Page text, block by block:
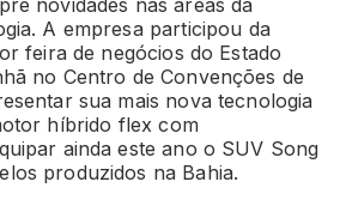
A empresa participou da
feira de negócios do Estado
no Centro de Convenções de
sua mais nova tecnologia
híbrido flex com
ainda este ano o SUV Song
produzidos na Bahia.